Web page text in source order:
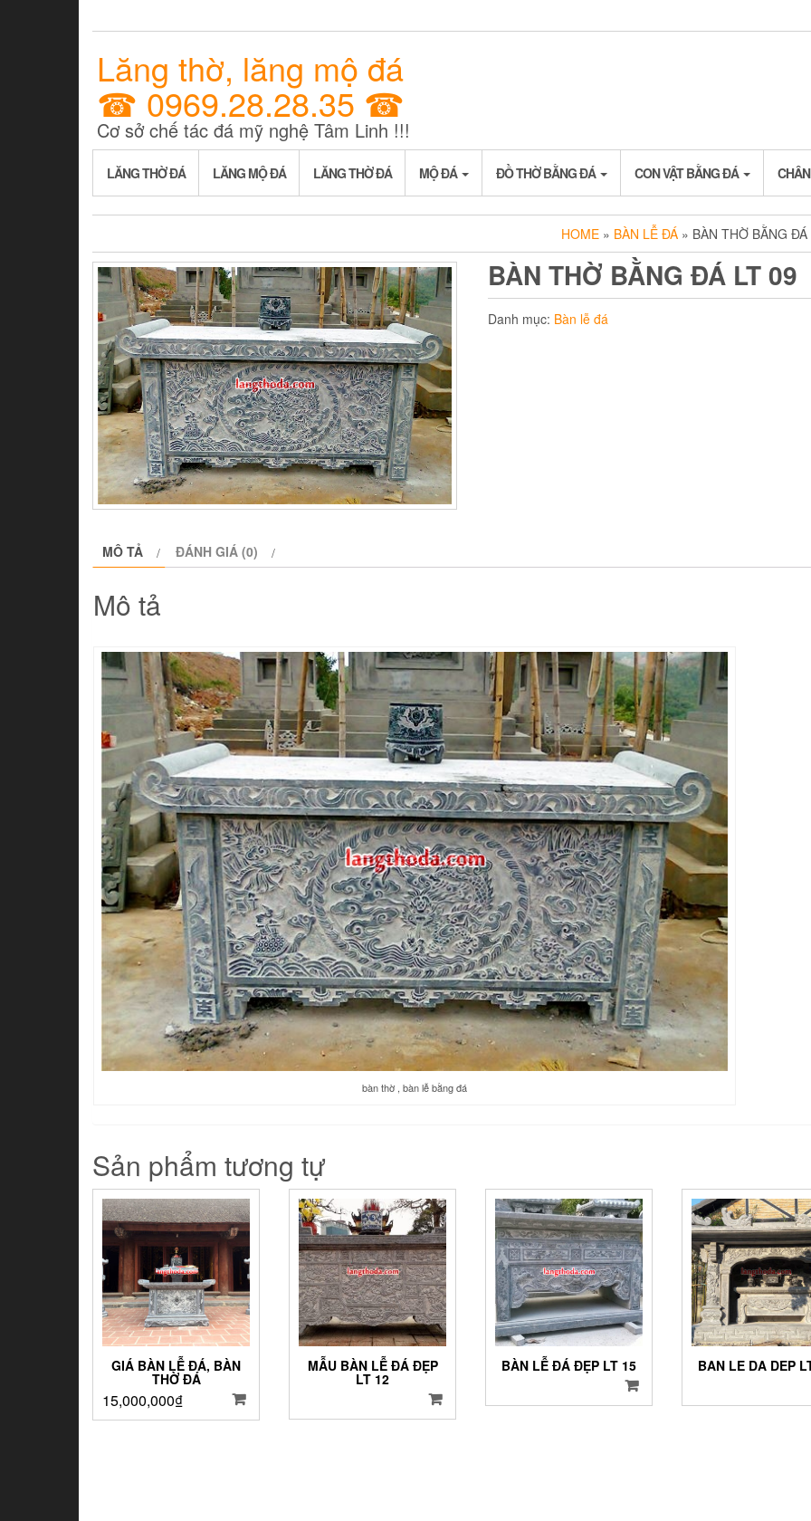
Lăng thờ, lăng mộ đá
☎ 0969.28.28.35 ☎
Cơ sở chế tác đá mỹ nghệ Tâm Linh !!!
LĂNG THỜ ĐÁ LĂNG MỘ ĐÁ LĂNG THỜ ĐÁ MỘ ĐÁ ĐỒ THỜ BẰNG ĐÁ CON VẬT BẰNG ĐÁ
HOME » BÀN LỄ ĐÁ » BÀN THỜ BẰNG ĐÁ
BÀN THỜ BẰNG ĐÁ LT 09
Danh mục: Bàn lễ đá
MÔ TẢ ĐÁNH GIÁ (0)
Mô tả
bàn thờ , bàn lễ bằng đá
Sản phẩm tương tự
GIÁ BÀN LỄ ĐÁ, BÀN
THỜ ĐÁ
15,000,000₫
MẪU BÀN LỄ ĐÁ ĐẸP
LT 12
BÀN LỄ ĐÁ ĐẸP LT 15 BAN LE DA DEP